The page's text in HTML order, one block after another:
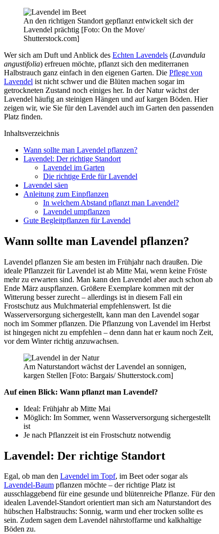
An den richtigen Standort gepflanzt entwickelt sich der
Lavendel prächtig [Foto: On the Move/
Shutterstock.com]
Wer sich am Duft und Anblick des Echten Lavendels (Lavandula
angustifolia) erfreuen möchte, pflanzt sich den mediterranen
Halbstrauch ganz einfach in den eigenen Garten. Die Pflege von
Lavendel ist nicht schwer und die Blüten machen sogar im
getrockneten Zustand noch einiges her. In der Natur wächst der
Lavendel häufig an steinigen Hängen und auf kargen Böden. Hier
zeigen wir, wie Sie für den Lavendel auch im Garten den passenden
Platz finden.
Inhaltsverzeichnis
Wann sollte man Lavendel pflanzen?
Lavendel: Der richtige Standort
Lavendel im Garten
Die richtige Erde für Lavendel
Lavendel säen
Anleitung zum Einpflanzen
In welchem Abstand pflanzt man Lavendel?
Lavendel umpflanzen
Gute Begleitpflanzen für Lavendel
Wann sollte man Lavendel pflanzen?
Lavendel pflanzen Sie am besten im Frühjahr nach draußen. Die
ideale Pflanzzeit für Lavendel ist ab Mitte Mai, wenn keine Fröste
mehr zu erwarten sind. Man kann den Lavendel aber auch schon ab
Ende März auspflanzen. Größere Exemplare kommen mit der
Witterung besser zurecht – allerdings ist in diesem Fall ein
Frostschutz aus Mulchmaterial empfehlenswert. Ist die
Wasserversorgung sichergestellt, kann man den Lavendel sogar
noch im Sommer pflanzen. Die Pflanzung von Lavendel im Herbst
ist hingegen nicht zu empfehlen – denn dann hat er kaum noch Zeit,
vor dem Winter richtig anzuwachsen.
Am Naturstandort wächst der Lavendel an sonnigen,
kargen Stellen [Foto: Bargais/ Shutterstock.com]
Auf einen Blick: Wann pflanzt man Lavendel?
Ideal: Frühjahr ab Mitte Mai
Möglich: Im Sommer, wenn Wasserversorgung sichergestellt
ist
Je nach Pflanzzeit ist ein Frostschutz notwendig
Lavendel: Der richtige Standort
Egal, ob man den Lavendel im Topf, im Beet oder sogar als
Lavendel-Baum pflanzen möchte – der richtige Platz ist
ausschlaggebend für eine gesunde und blütenreiche Pflanze. Für den
idealen Lavendel-Standort orientiert man sich am Naturstandort des
hübschen Halbstrauchs: Sonnig, warm und eher trocken sollte es
sein. Zudem sagen dem Lavendel nährstoffarme und kalkhaltige
Böden zu.